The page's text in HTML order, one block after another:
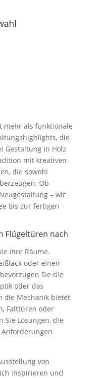
mehr als funktionale
die
Gestaltung in Holz
mit kreativen
die sowohl
Ob
– wir
bis zur fertigen
Flügeltüren nach
Ihre Räume.
oder einen
Sie die
oder das
die Mechanik bietet
Falttüren oder
Sie Lösungen, die
von
inspirieren und